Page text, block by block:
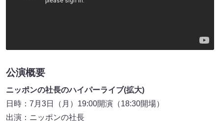
公演概要
ニッポンの社長のハイパーライブ(拡大)
日時：7月3日（月）19:00開演（18:30開場）
出演：ニッポンの社長